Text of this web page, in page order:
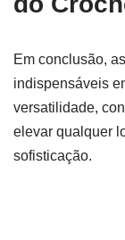
Em conclusão,
indispensáveis
versatilidade,
elevar qualquer
sofisticação.